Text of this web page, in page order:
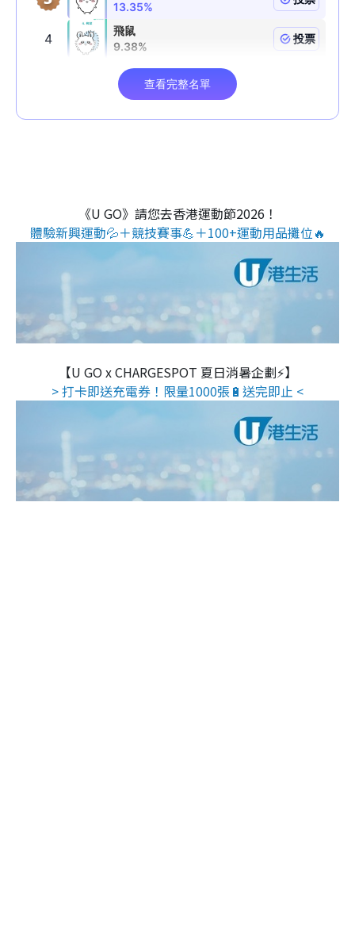
《U GO》請您去香港運動節2026！
體驗新興運動💦＋競技賽事💪＋100+運動用品攤位🔥
【U GO x CHARGESPOT 夏日消暑企劃⚡】
> 打卡即送充電券！限量1000張🔋送完即止 <